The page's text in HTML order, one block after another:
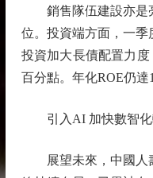
銷售隊伍建設亦是亮
位。投資端方面，一
投資加大長債配置力
百分點。年化ROE仍達
引入AI 加快數智化
展望未來，中國人壽